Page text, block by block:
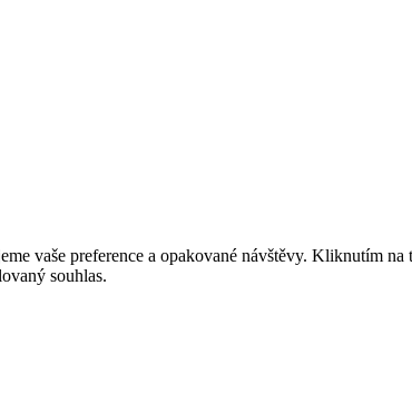
vaše preference a opakované návštěvy. Kliknutím na
souhlas.